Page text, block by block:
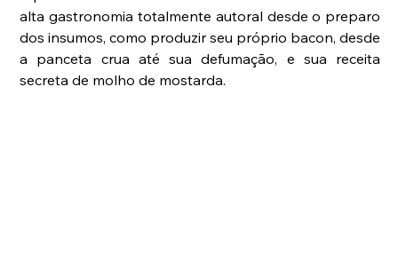
alta gastronomia totalmente autoral desde o preparo
dos insumos, como produzir seu próprio bacon, desde
a panceta crua até sua defumação, e sua receita
secreta de molho de mostarda.